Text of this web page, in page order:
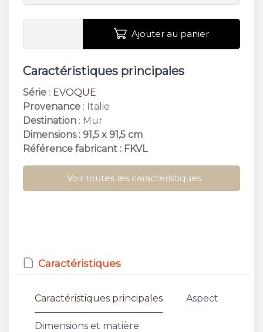
Ajouter au panier
Caractéristiques principales
Série : EVOQUE
Provenance : Italie
Destination : Mur
Dimensions : 91,5 x 91,5 cm
Référence fabricant : FKVL
Voir toutes les caractéristiques
Caractéristiques
Caractéristiques principales Aspect
Dimensions et matière